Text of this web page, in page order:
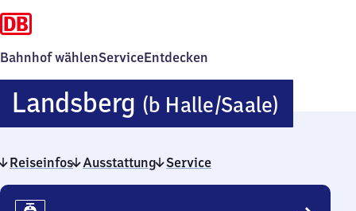
Bahnhof wählenServiceEntdecken
Landsberg (b Halle/​Saale)
(bei
Reiseinfos Ausstattung Service
Reiseinfos